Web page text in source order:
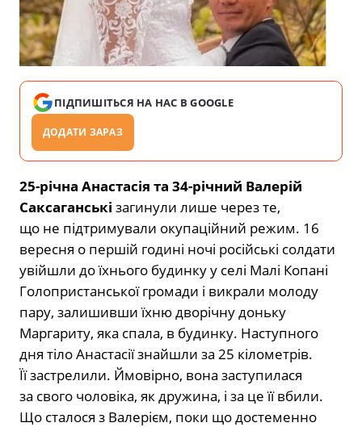
ПІДПИШІТЬСЯ НА НАС В GOOGLE
ДОДАТИ ЗАРАЗ
25-річна Анастасія та 34-річний Валерій
Саксаганські загинули лише через те,
що не підтримували окупаційний режим. 16
вересня о першій годині ночі російські солдати
увійшли до їхнього будинку у селі Малі Копані
Голопристанської громади і викрали молоду
пару, залишивши їхню дворічну доньку
Маргариту, яка спала, в будинку. Наступного
дня тіло Анастасії знайшли за 25 кілометрів.
Її застрелили. Ймовірно, вона заступилася
за свого чоловіка, як дружина, і за це її вбили.
Що сталося з Валерієм, поки що достеменно